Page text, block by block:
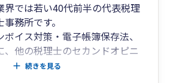
界では若い40代前半の代表税理
務所です。
イス対策・電子帳簿保存法、
、他の税理士のセカンドオピニ
おります。
続きを見る